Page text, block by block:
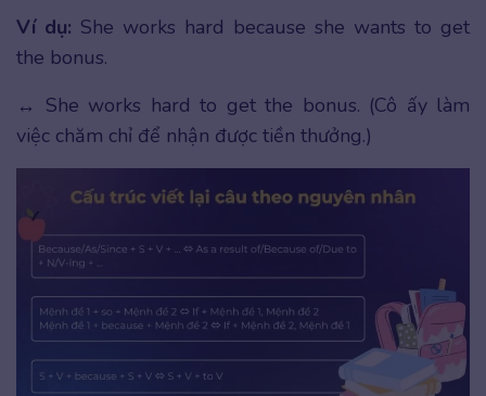
Ví dụ: She works hard because she wants to get
the bonus.
↔ She works hard to get the bonus. (Cô ấy làm
việc chăm chỉ để nhận được tiền thưởng.)